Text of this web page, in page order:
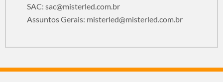
SAC: sac@misterled.com.br
Assuntos Gerais: misterled@misterled.com.br